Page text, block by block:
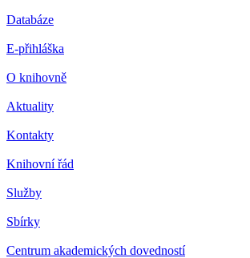
Databáze
E-přihláška
O knihovně
Aktuality
Kontakty
Knihovní řád
Služby
Sbírky
Centrum akademických dovedností